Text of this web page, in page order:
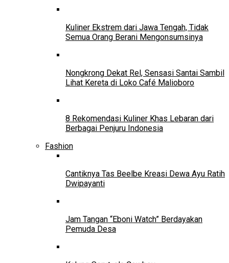
Kuliner Ekstrem dari Jawa Tengah, Tidak
Semua Orang Berani Mengonsumsinya
Nongkrong Dekat Rel, Sensasi Santai Sambil
Lihat Kereta di Loko Café Malioboro
8 Rekomendasi Kuliner Khas Lebaran dari
Berbagai Penjuru Indonesia
Fashion
Cantiknya Tas Beelbe Kreasi Dewa Ayu Ratih
Dwipayanti
Jam Tangan “Eboni Watch” Berdayakan
Pemuda Desa